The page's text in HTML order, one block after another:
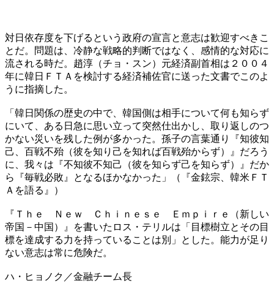
対日依存度を下げるという政府の宣言と意志は歓迎すべきこ
とだ。問題は、冷静な戦略的判断ではなく、感情的な対応に
流される時だ。趙淳（チョ・スン）元経済副首相は２００４
年に韓日ＦＴＡを検討する経済補佐官に送った文書でこのよ
うに指摘した。
「韓日関係の歴史の中で、韓国側は相手について何も知らず
にいて、ある日急に思い立って突然仕出かし、取り返しのつ
かない災いを残した例が多かった。孫子の言葉通り『知彼知
己、百戦不殆（彼を知り己を知れば百戦殆からず）』だろう
に、我々は『不知彼不知己（彼を知らず己を知らず）』だか
ら『毎戦必敗』となるほかなかった」（『金鉉宗、韓米ＦＴ
Ａを語る』）
『Ｔｈｅ Ｎｅｗ Ｃｈｉｎｅｓｅ Ｅｍｐｉｒｅ（新しい
帝国－中国）』を書いたロス・テリルは「目標樹立とその目
標を達成する力を持っていることは別」とした。能力が足り
ない意志は常に危険だ。
ハ・ヒョノク／金融チーム長